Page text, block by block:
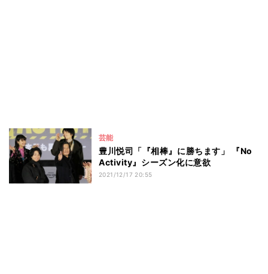
芸能
豊川悦司「『相棒』に勝ちます」 『No
Activity』シーズン化に意欲
2021/12/17 20:55